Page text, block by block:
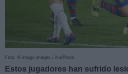
Foto: © imago images / NurPhoto
Estos jugadores han sufrido